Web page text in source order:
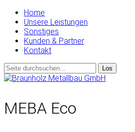
Home
Unsere Leistungen
Sonstiges
Kunden & Partner
Kontakt
MEBA Eco